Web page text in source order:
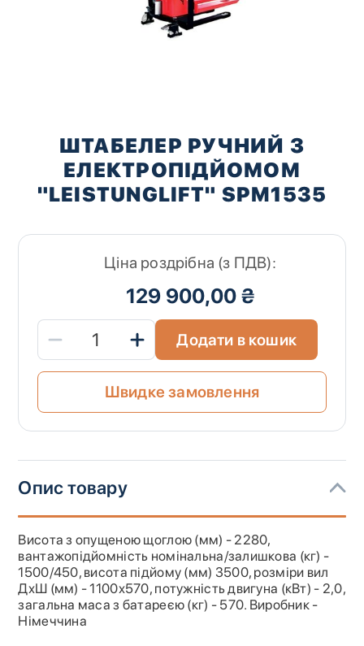
початку
зображень
ШТАБЕЛЕР РУЧНИЙ З
ЕЛЕКТРОПІДЙОМОМ
"LEISTUNGLIFT" SPM1535
Ціна роздрібна (з ПДВ):
129 900,00 ₴
Додати в кошик
Швидке замовлення
Опис товару
Висота з опущеною щоглою (мм) - 2280,
вантажопідйомність номінальна/залишкова (кг) -
1500/450, висота підйому (мм) 3500, розміри вил
ДхШ (мм) - 1100х570, потужність двигуна (кВт) - 2,0,
загальна маса з батареєю (кг) - 570. Виробник -
Німеччина